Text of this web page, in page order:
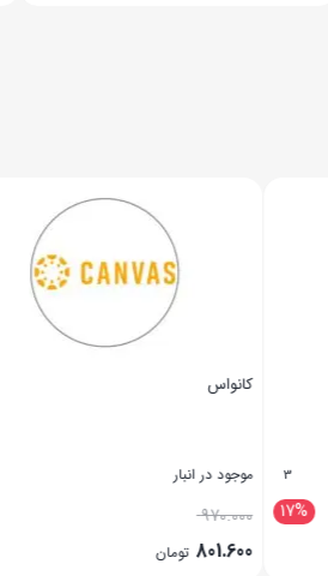
موجود در انبار
970.000
تومان